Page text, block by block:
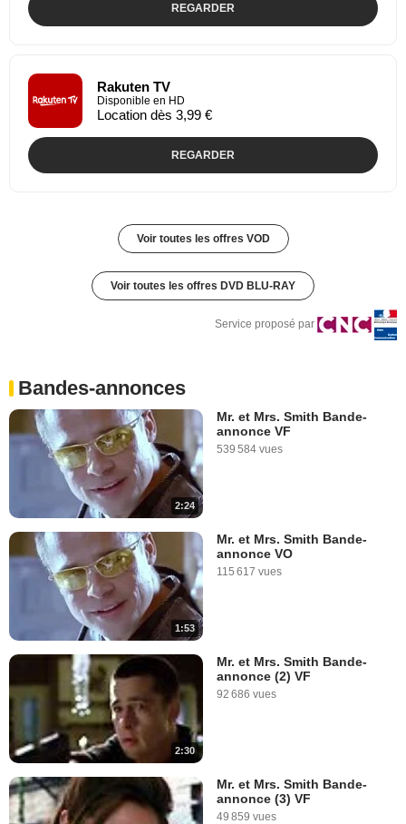
REGARDER
Rakuten TV
Disponible en HD
Location dès 3,99 €
REGARDER
Voir toutes les offres VOD
Voir toutes les offres DVD BLU-RAY
Service proposé par
Bandes-annonces
2:24
Mr. et Mrs. Smith Bande-
annonce VF
539 584 vues
1:53
Mr. et Mrs. Smith Bande-
annonce VO
115 617 vues
2:30
Mr. et Mrs. Smith Bande-
annonce (2) VF
92 686 vues
Mr. et Mrs. Smith Bande-
annonce (3) VF
49 859 vues